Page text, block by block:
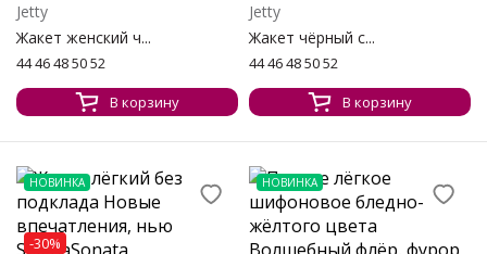
Jetty
Жакет женский ч...
44 46 48 50 52
В корзину
Jetty
Жакет чёрный с...
44 46 48 50 52
В корзину
НОВИНКА
-30%
НОВИНКА